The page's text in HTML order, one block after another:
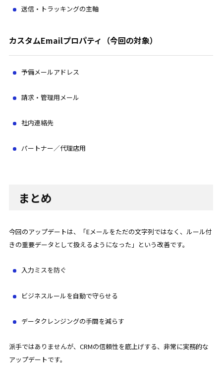
送信・トラッキングの主軸
カスタムEmailプロパティ（今回の対象）
予備メールアドレス
請求・管理用メール
社内連絡先
パートナー／代理店用
まとめ
今回のアップデートは、「Eメールをただの文字列ではなく、ルール付
きの重要データとして扱えるようになった」という改善です。
入力ミスを防ぐ
ビジネスルールを自動で守らせる
データクレンジングの手間を減らす
派手ではありませんが、CRMの信頼性を底上げする、非常に実務的な
アップデートです。